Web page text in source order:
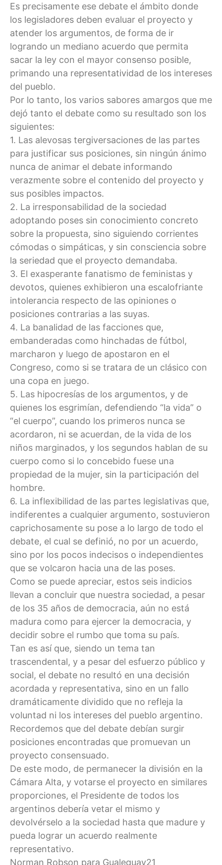
Es precisamente ese debate el ámbito donde
los legisladores deben evaluar el proyecto y
atender los argumentos, de forma de ir
logrando un mediano acuerdo que permita
sacar la ley con el mayor consenso posible,
primando una representatividad de los intereses
del pueblo.
Por lo tanto, los varios sabores amargos que me
dejó tanto el debate como su resultado son los
siguientes:
1. Las alevosas tergiversaciones de las partes
para justificar sus posiciones, sin ningún ánimo
nunca de animar el debate informando
verazmente sobre el contenido del proyecto y
sus posibles impactos.
2. La irresponsabilidad de la sociedad
adoptando poses sin conocimiento concreto
sobre la propuesta, sino siguiendo corrientes
cómodas o simpáticas, y sin consciencia sobre
la seriedad que el proyecto demandaba.
3. El exasperante fanatismo de feministas y
devotos, quienes exhibieron una escalofriante
intolerancia respecto de las opiniones o
posiciones contrarias a las suyas.
4. La banalidad de las facciones que,
embanderadas como hinchadas de fútbol,
marcharon y luego de apostaron en el
Congreso, como si se tratara de un clásico con
una copa en juego.
5. Las hipocresías de los argumentos, y de
quienes los esgrimían, defendiendo “la vida” o
“el cuerpo”, cuando los primeros nunca se
acordaron, ni se acuerdan, de la vida de los
niños marginados, y los segundos hablan de su
cuerpo como si lo concebido fuese una
propiedad de la mujer, sin la participación del
hombre.
6. La inflexibilidad de las partes legislativas que,
indiferentes a cualquier argumento, sostuvieron
caprichosamente su pose a lo largo de todo el
debate, el cual se definió, no por un acuerdo,
sino por los pocos indecisos o independientes
que se volcaron hacia una de las poses.
Como se puede apreciar, estos seis indicios
llevan a concluir que nuestra sociedad, a pesar
de los 35 años de democracia, aún no está
madura como para ejercer la democracia, y
decidir sobre el rumbo que toma su país.
Tan es así que, siendo un tema tan
trascendental, y a pesar del esfuerzo público y
social, el debate no resultó en una decisión
acordada y representativa, sino en un fallo
dramáticamente dividido que no refleja la
voluntad ni los intereses del pueblo argentino.
Recordemos que del debate debían surgir
posiciones encontradas que promuevan un
proyecto consensuado.
De este modo, de permanecer la división en la
Cámara Alta, y votarse el proyecto en similares
proporciones, el Presidente de todos los
argentinos debería vetar el mismo y
devolvérselo a la sociedad hasta que madure y
pueda lograr un acuerdo realmente
representativo.
Norman Robson para Gualeguay21